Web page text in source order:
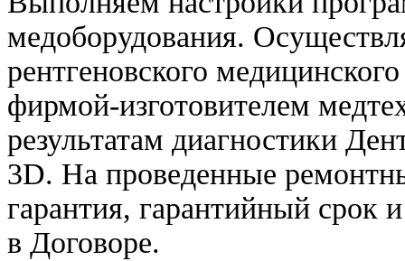
медоборудования.
рентгеновского
фирмой-изготовителем
результатам диагностики
3D. На проведенные
гарантия, гарантийный срок
в Договоре.